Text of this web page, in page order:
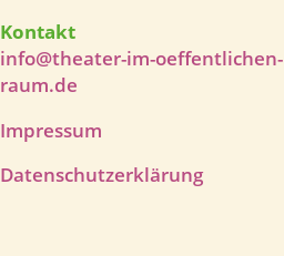
Kontakt
info@theater-im-oeffentlichen-
raum.de
Impressum
Datenschutzerklärung